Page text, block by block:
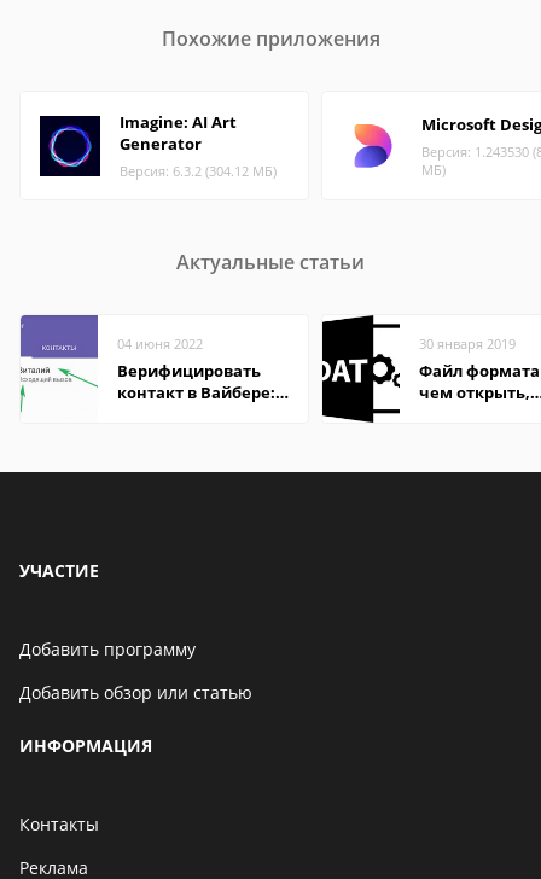
Похожие приложения
Imagine: AI Art
Generator
Версия: 6.3.2 (304.12 МБ)
Microsoft
Версия: 1.243530
МБ)
Актуальные статьи
04 июня 2022
Верифицировать
контакт в Вайбере:
30 января 2019
Файл формата
чем открыть,
УЧАСТИЕ
Добавить программу
Добавить обзор или статью
ИНФОРМАЦИЯ
Контакты
Реклама